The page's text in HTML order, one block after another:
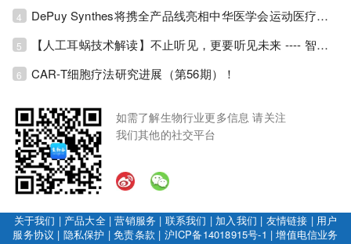
4 DePuy Synthes将携全产品线亮相中华医学会运动医疗分会大会，加码布局中国运动医学创新赛道！
5 【人工耳蜗技术解读】不止听见，更要听见未来 ---- 智能耳蜗，开启人工耳蜗技术新纪元！
6 CAR-T细胞疗法研究进展（第56期）！
如需了解生物行业更多信息 请关注
我们其他的社交平台
关于我们 | 产品大全|营销服务 | 联系我们 | 加入我们 | 友情链接 | 用户
服务协议 | 隐私保护 |免责条款 | 沪ICP备14018915号-1 |增值电信业务